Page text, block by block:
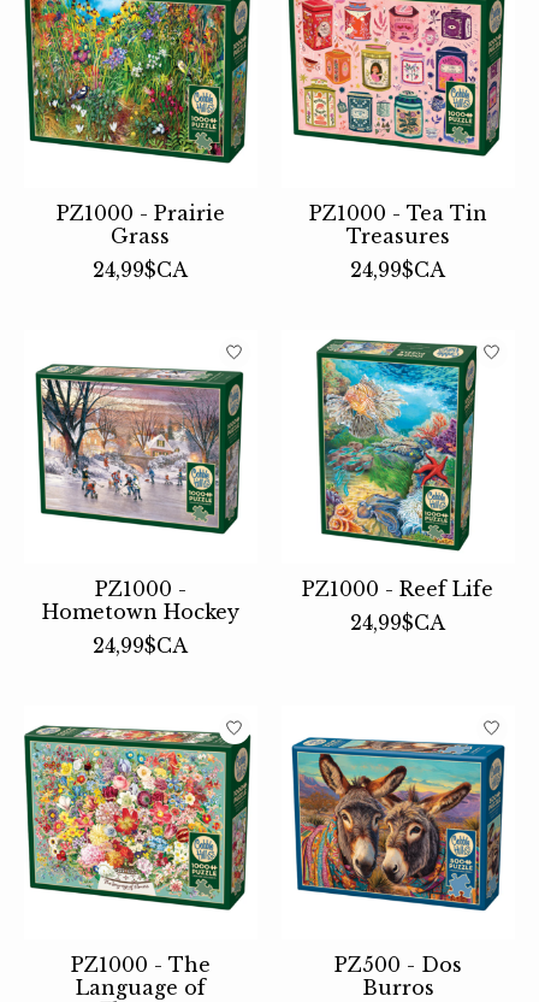
PZ1000 - Prairie
Grass
24,99$CA
PZ1000 - Tea Tin
Treasures
24,99$CA
PZ1000 -
Hometown Hockey
24,99$CA
PZ1000 - Reef Life
24,99$CA
PZ1000 - The
Language of
PZ500 - Dos
Burros